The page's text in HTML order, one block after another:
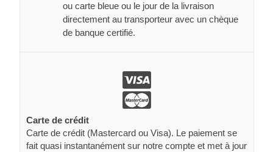
ou carte bleue ou le jour de la livraison
directement au transporteur avec un chèque
de banque certifié.
Carte de crédit
Carte de crédit (Mastercard ou Visa). Le paiement se
fait quasi instantanément sur notre compte et met à jour